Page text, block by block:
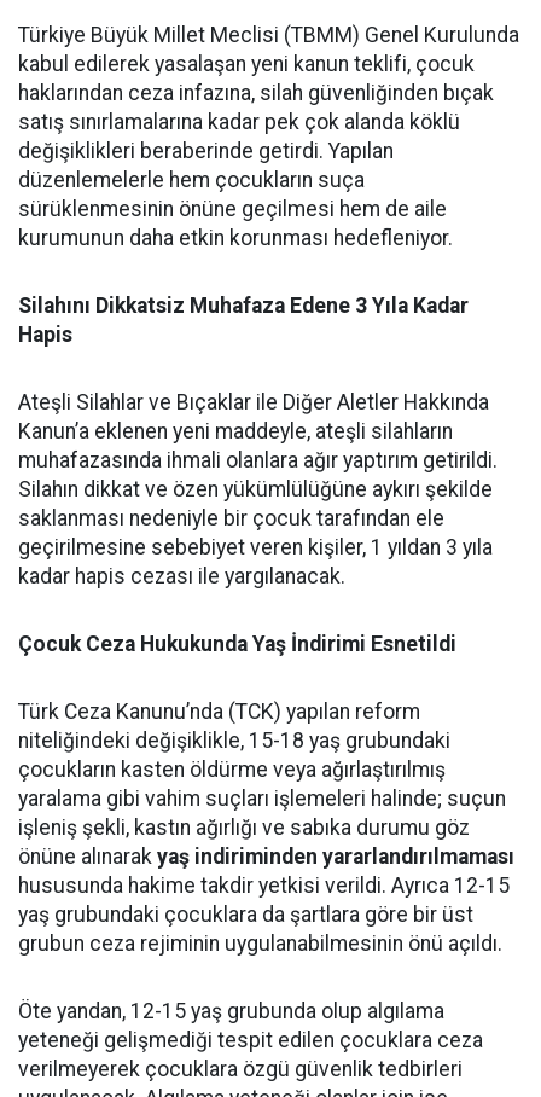
Türkiye Büyük Millet Meclisi (TBMM) Genel Kurulunda
kabul edilerek yasalaşan yeni kanun teklifi, çocuk
haklarından ceza infazına, silah güvenliğinden bıçak
satış sınırlamalarına kadar pek çok alanda köklü
değişiklikleri beraberinde getirdi. Yapılan
düzenlemelerle hem çocukların suça
sürüklenmesinin önüne geçilmesi hem de aile
kurumunun daha etkin korunması hedefleniyor.
Silahını Dikkatsiz Muhafaza Edene 3 Yıla Kadar
Hapis
Ateşli Silahlar ve Bıçaklar ile Diğer Aletler Hakkında
Kanun’a eklenen yeni maddeyle, ateşli silahların
muhafazasında ihmali olanlara ağır yaptırım getirildi.
Silahın dikkat ve özen yükümlülüğüne aykırı şekilde
saklanması nedeniyle bir çocuk tarafından ele
geçirilmesine sebebiyet veren kişiler, 1 yıldan 3 yıla
kadar hapis cezası ile yargılanacak.
Çocuk Ceza Hukukunda Yaş İndirimi Esnetildi
Türk Ceza Kanunu’nda (TCK) yapılan reform
niteliğindeki değişiklikle, 15-18 yaş grubundaki
çocukların kasten öldürme veya ağırlaştırılmış
yaralama gibi vahim suçları işlemeleri halinde; suçun
işleniş şekli, kastın ağırlığı ve sabıka durumu göz
önüne alınarak yaş indiriminden yararlandırılmaması
hususunda hakime takdir yetkisi verildi. Ayrıca 12-15
yaş grubundaki çocuklara da şartlara göre bir üst
grubun ceza rejiminin uygulanabilmesinin önü açıldı.
Öte yandan, 12-15 yaş grubunda olup algılama
yeteneği gelişmediği tespit edilen çocuklara ceza
verilmeyerek çocuklara özgü güvenlik tedbirleri